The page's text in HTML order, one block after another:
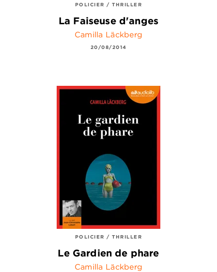
POLICIER / THRILLER
La Faiseuse d'anges
Camilla Läckberg
20/08/2014
POLICIER / THRILLER
Le Gardien de phare
Camilla Läckberg